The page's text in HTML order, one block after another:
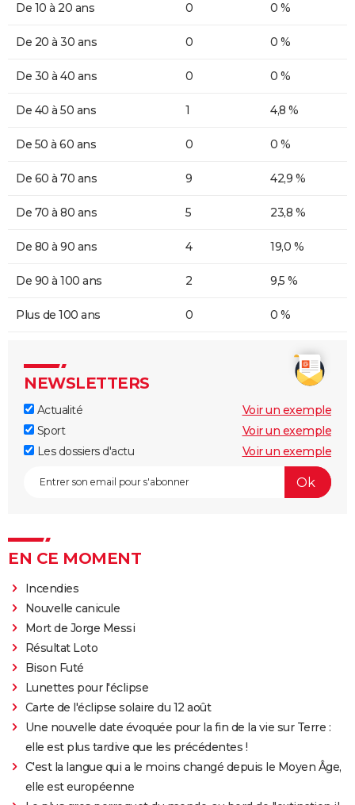
De 10 à 20 ans 0 0 %
De 20 à 30 ans 0 0 %
De 30 à 40 ans 0 0 %
De 40 à 50 ans 1 4,8 %
De 50 à 60 ans 0 0 %
De 60 à 70 ans 9 42,9 %
De 70 à 80 ans 5 23,8 %
De 80 à 90 ans 4 19,0 %
De 90 à 100 ans 2 9,5 %
Plus de 100 ans 0 0 %
NEWSLETTERS
Actualité
Voir un exemple
Sport
Voir un exemple
Les dossiers d'actu
Voir un exemple
EN CE MOMENT
Incendies
Nouvelle canicule
Mort de Jorge Messi
Résultat Loto
Bison Futé
Lunettes pour l'éclipse
Carte de l'éclipse solaire du 12 août
Une nouvelle date évoquée pour la fin de la vie sur Terre :
elle est plus tardive que les précédentes !
C'est la langue qui a le moins changé depuis le Moyen Âge,
elle est européenne